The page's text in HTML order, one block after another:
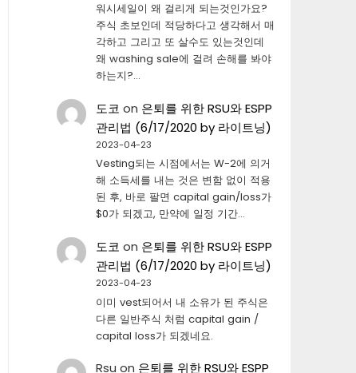
워시세일이 왜 걸리게 되는것인가요?
주식 초보인데 적당하다고 생각해서 매
각하고 그리고 또 살수도 있는것인데
왜 washing sale에 걸려 손해를 봐야
하는지?…
도코 on 은퇴를 위한 RSU와 ESPP
관리법 (6/17/2020 by 라이트닝)
2023-04-23
Vesting되는 시점에서는 W-2에 의거
해 소득세를 내는 것은 변함 없이 적용
된 후, 바로 팔면 capital gain/loss가
$0가 되겠고, 만약에 일정 기간…
도코 on 은퇴를 위한 RSU와 ESPP
관리법 (6/17/2020 by 라이트닝)
2023-04-23
이미 vest되어서 내 소유가 된 주식은
다른 일반주식 처럼 capital gain /
capital loss가 되겠네요.
Rsu on 은퇴를 위한 RSU와 ESPP